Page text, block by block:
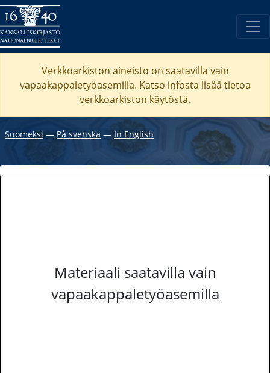
Verkkoarkiston aineisto on saatavilla vain
vapaakappaletyöasemilla. Katso infosta lisää tietoa
verkkoarkiston käytöstä.
Suomeksi ―På svenska ― In English
Materiaali saatavilla vain
vapaakappaletyöasemilla